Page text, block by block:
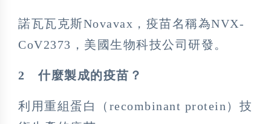
諾瓦瓦克斯Novavax，疫苗名稱為NVX-
CoV2373，美國生物科技公司研發。
2什麼製成的疫苗？
利用重組蛋白（recombinant protein）技